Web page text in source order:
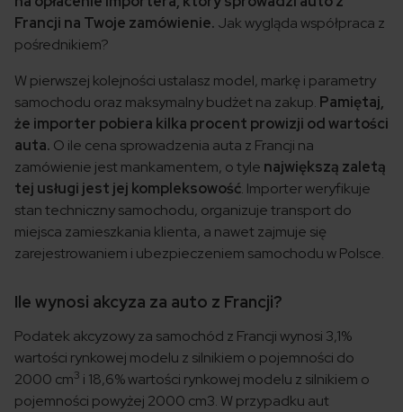
Francji na Twoje zamówienie. Jak wygląda współpraca z
pośrednikiem?
W pierwszej kolejności ustalasz model, markę i parametry
samochodu oraz maksymalny budżet na zakup. Pamiętaj,
że importer pobiera kilka procent prowizji od wartości
auta. O ile cena sprowadzenia auta z Francji na
zamówienie jest mankamentem, o tyle największą zaletą
tej usługi jest jej kompleksowość. Importer weryfikuje
stan techniczny samochodu, organizuje transport do
miejsca zamieszkania klienta, a nawet zajmuje się
zarejestrowaniem i ubezpieczeniem samochodu w Polsce.
Ile wynosi akcyza za auto z Francji?
Podatek akcyzowy za samochód z Francji wynosi 3,1%
wartości rynkowej modelu z silnikiem o pojemności do
2000 cm3 i 18,6% wartości rynkowej modelu z silnikiem o
pojemności powyżej 2000 cm3. W przypadku aut